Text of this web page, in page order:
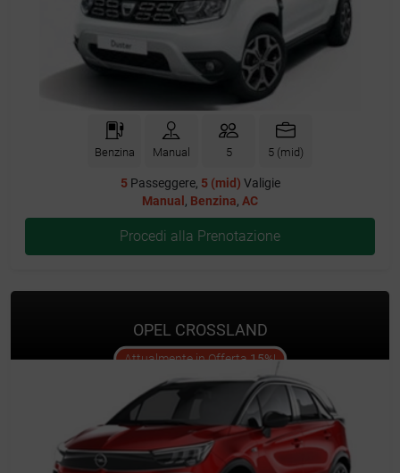
Benzina Manual 5 5 (mid)
5Passeggere, 5 (mid) Valigie
Manual , Benzina, AC
Procedi alla Prenotazione
OPEL CROSSLAND
Attualmente in Offerta15%!offer